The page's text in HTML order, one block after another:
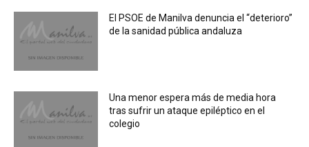
El PSOE de Manilva denuncia el “deterioro”
de la sanidad pública andaluza
Una menor espera más de media hora
tras sufrir un ataque epiléptico en el
colegio